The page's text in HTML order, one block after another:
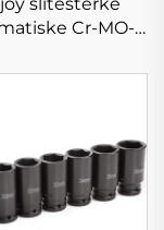
Cr-MO-
for